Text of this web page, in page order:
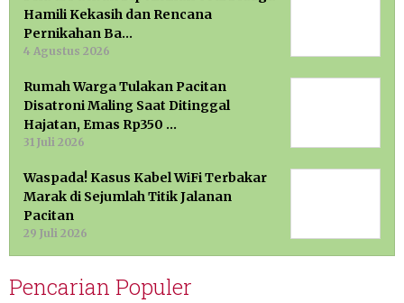
Hamili Kekasih dan Rencana
Pernikahan Ba…
4 Agustus 2026
Rumah Warga Tulakan Pacitan
Disatroni Maling Saat Ditinggal
Hajatan, Emas Rp350 …
31 Juli 2026
Waspada! Kasus Kabel WiFi Terbakar
Marak di Sejumlah Titik Jalanan
Pacitan
29 Juli 2026
Pencarian Populer